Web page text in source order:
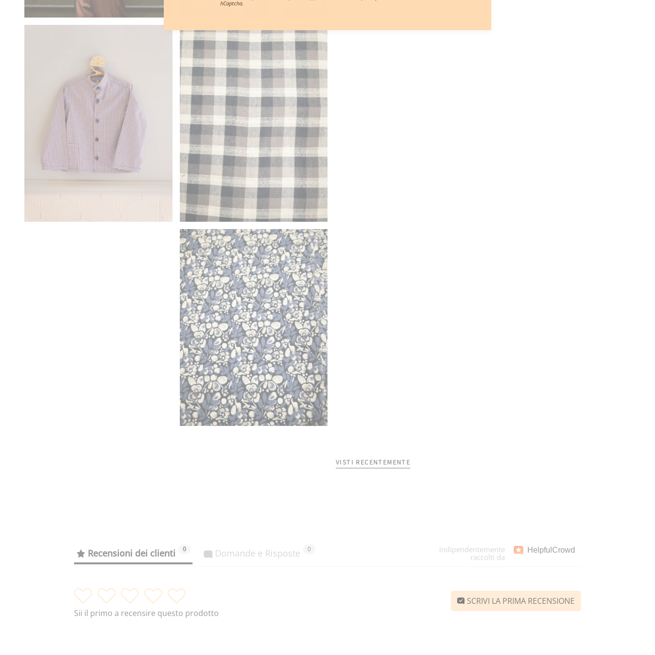
hCaptcha.
VISTI RECENTEMENTE
Recensioni dei clienti 0 Domande e Risposte 0
Indipendentemente
raccolti da
Helpful Crowd
5
4
3
2
1
Sii il primo a recensire questo prodotto
SCRIVI LA PRIMA RECENSIONE